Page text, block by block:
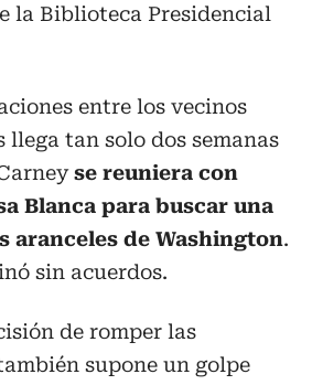
la Biblioteca Presidencial
entre los vecinos
llega tan solo dos semanas
se reuniera con
Blanca para buscar una
aranceles de Washington.
sin acuerdos.
de romper las
supone un golpe